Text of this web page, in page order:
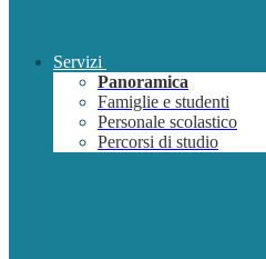
Servizi
Panoramica
Famiglie e studenti
Personale scolastico
Percorsi di studio